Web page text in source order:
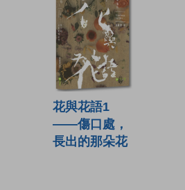
花與花語1
——傷口處，
長出的那朵花